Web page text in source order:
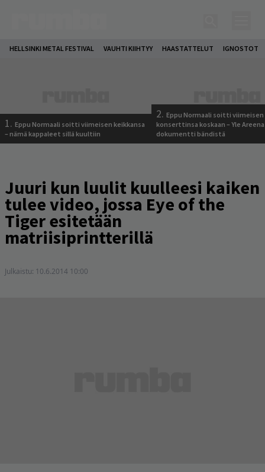
HELLSINKI METAL FESTIVAL VAUHTI KIIHTYY HAASTATTELUT IGNOSTOT
1. Eppu Normaali soitti viimeisen keikkansa
– nämä kappaleet sillä kuultiin
2. Eppu Normaali soitti viimeisen
konserttinsa koskaan – Yle
dokumentti bändistä
Juuri kun luulit kuulleesi kaiken
tulee video, jossa Eye of the
Tiger esitetään
matriisiprintterillä
Julkaistu: 10.6.2014 10:00